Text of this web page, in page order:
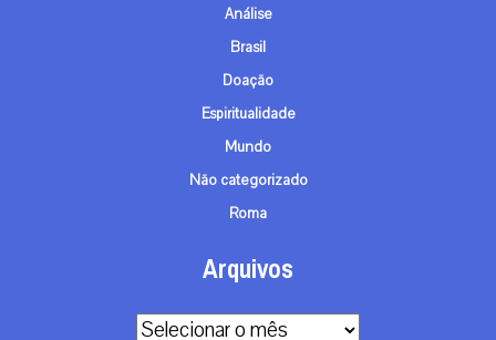
Análise
Brasil
Doação
Espiritualidade
Mundo
Não categorizado
Roma
Arquivos
Arquivos